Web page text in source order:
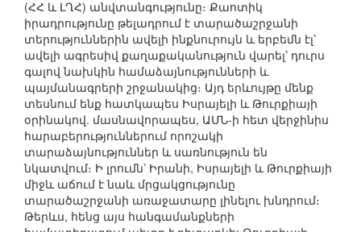
(ՀՀ և ԼՂՀ) անվտանգությունը։ Քաոտիկ
իրադրությունը թելադրում է տարածաշրջանի
տերություններին ավելի ինքնուրույն և երբեմն էլ՝
ավելի ագրեսիվ քաղաքականություն վարել՝ դուրս
գալով նախկին համաձայնությունների և
պայմանագրերի շրջանակից։ Այդ երևույթը մենք
տեսնում ենք հատկապես Իսրայելի և Թուրքիայի
օրինակով. մասնավորապես, ԱՄՆ-ի հետ վերջինիս
հարաբերություններում որոշակի
տարաձայնություններ և սառնություն են
նկատվում։ Ի լրումն՝ Իրանի, Իսրայելի և Թուրքիայի
միջև աճում է նաև մրցակցությունը
տարածաշրջանի առաջատարը լինելու խնդրում։
Թերևս, հենց այս հանգամանքների